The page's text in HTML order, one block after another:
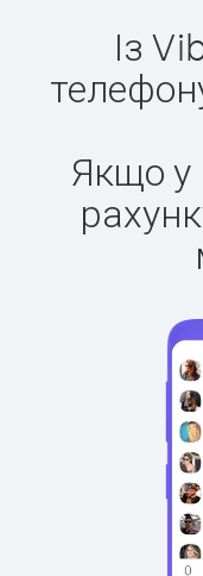
Із
Якщо у